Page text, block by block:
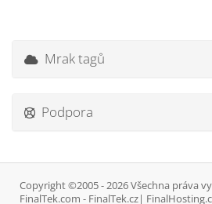
Mrak tagů
Podpora
Copyright ©2005 - 2026 Všechna práva
FinalTek.com - FinalTek.cz|